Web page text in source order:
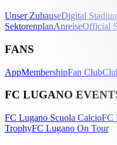
Unser ZuhauseDigital
SektorenplanAnreiseOfficial
FANS
AppMembershipFan Club
FC LUGANO
FC Lugano Scuola CalcioFC
TrophyFC Lugano On Tour